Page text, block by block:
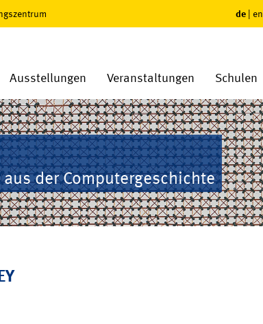
de | en
Ausstellungen Veranstaltungen Schulen
der Computergeschichte